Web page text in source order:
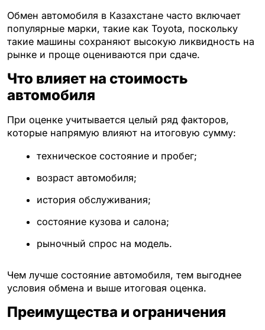
Обмен автомобиля в Казахстане часто включает
популярные марки, такие как Toyota, поскольку
такие машины сохраняют высокую ликвидность на
рынке и проще оцениваются при сдаче.
Что влияет на стоимость
автомобиля
При оценке учитывается целый ряд факторов,
которые напрямую влияют на итоговую сумму:
техническое состояние и пробег;
возраст автомобиля;
история обслуживания;
состояние кузова и салона;
рыночный спрос на модель.
Чем лучше состояние автомобиля, тем выгоднее
условия обмена и выше итоговая оценка.
Преимущества и ограничения